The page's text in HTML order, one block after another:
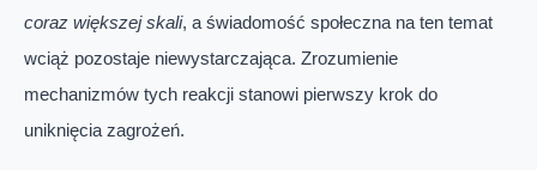
coraz większej skali, a świadomość społeczna na ten temat
wciąż pozostaje niewystarczająca. Zrozumienie
mechanizmów tych reakcji stanowi pierwszy krok do
uniknięcia zagrożeń.